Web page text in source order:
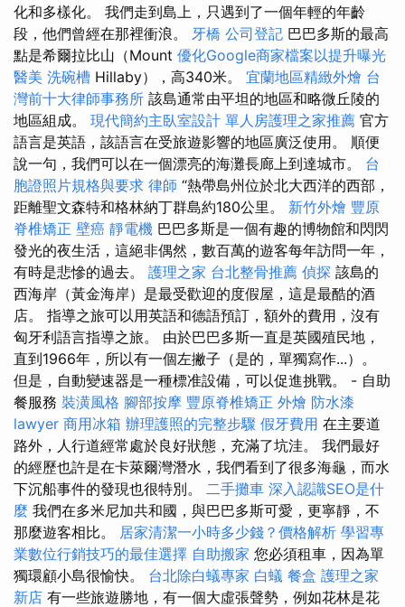
化和多樣化。 我們走到島上，只遇到了一個年輕的年齡
段，他們曾經在那裡衝浪。 牙橋 公司登記 巴巴多斯的最高
點是希爾拉比山（Mount 優化Google商家檔案以提升曝光
醫美 洗碗槽 Hillaby），高340米。 宜蘭地區精緻外燴 台
灣前十大律師事務所 該島通常由平坦的地區和略微丘陵的
地區組成。 現代簡約主臥室設計 單人房護理之家推薦 官方
語言是英語，該語言在受旅遊影響的地區廣泛使用。 順便
說一句，我們可以在一個漂亮的海灘長廊上到達城市。 台
胞證照片規格與要求 律師 “熱帶島州位於北大西洋的西部，
距離聖文森特和格林納丁群島約180公里。 新竹外燴 豐原
脊椎矯正 壁癌 靜電機 巴巴多斯是一個有趣的博物館和閃閃
發光的夜生活，這絕非偶然，數百萬的遊客每年訪問一年，
有時是悲慘的過去。 護理之家 台北整骨推薦 偵探 該島的
西海岸（黃金海岸）是最受歡迎的度假屋，這是最酷的酒
店。 指導之旅可以用英語和德語預訂，額外的費用，沒有
匈牙利語言指導之旅。 由於巴巴多斯一直是英國殖民地，
直到1966年，所以有一個左撇子（是的，單獨寫作...）。
但是，自動變速器是一種標准設備，可以促進挑戰。 - 自助
餐服務 裝潢風格 腳部按摩 豐原脊椎矯正 外燴 防水漆
lawyer 商用冰箱 辦理護照的完整步驟 假牙費用 在主要道
路外，人行道經常處於良好狀態，充滿了坑洼。 我們最好
的經歷也許是在卡萊爾灣潛水，我們看到了很多海龜，而水
下沉船事件的發現也很特別。 二手攤車 深入認識SEO是什
麼 我們在多米尼加共和國，與巴巴多斯可愛，更寧靜，不
那麼遊客相比。 居家清潔一小時多少錢？價格解析 學習專
業數位行銷技巧的最佳選擇 自助搬家 您必須租車，因為單
獨環顧小島很愉快。 台北除白蟻專家 白蟻 餐盒 護理之家
新店 有一些旅遊勝地，有一個大虛張聲勢，例如花林是花